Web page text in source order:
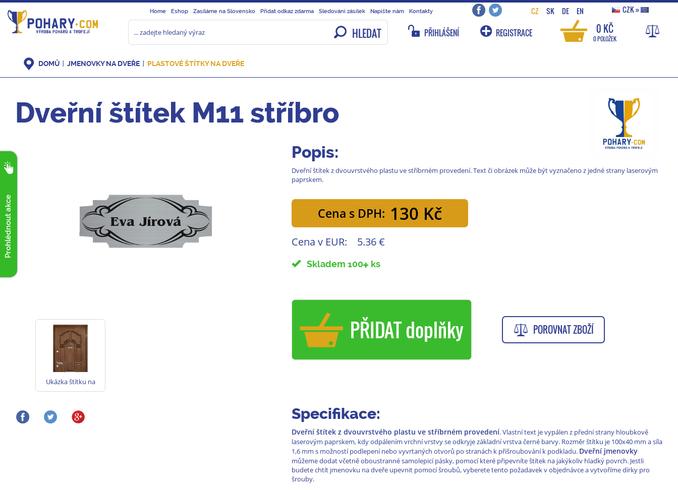
Home Eshop Zasíláme na Slovensko Přidat odkaz zdarma Sledování zásilek Napište nám Kontakty CZ SK DE EN CZK»
HLEDAT PŘIHLÁŠENÍ REGISTRACE 0 KČ
0 POLOŽEK
Prohlédnout akce
DOMŮ JMENOVKY NA DVEŘE PLASTOVÉ ŠTÍTKY NA DVEŘE
Dveřní štítek M11 stříbro
Ukázka štítku na
vchodových
Popis:
Dveřní štítek z dvouvrstvého plastu ve stříbrném provedení. Text či obrázek může být vyznačeno z jedné strany laserovým
paprskem.
Cena s DPH: 130 Kč
Cena v EUR: 5.36 €
Skladem 100 ks
PŘIDAT doplňky POROVNAT ZBOŽÍ
Specifikace:
Dveřní štítek z dvouvrstvého plastu ve stříbrném provedení. Vlastní text je vypálen z přední strany hloubkově
laserovým paprskem, kdy odpálením vrchní vrstvy se odkryje základní vrstva černé barvy. Rozměr štítku je 100x40 mm a síla
1,6 mm s možností podlepení nebo vyvrtaných otvorů po stranách k přišroubování k podkladu. Dveřní jmenovky
můžeme dodat včetně oboustranné samolepicí pásky, pomocí které připevníte štítek na jakýkoliv hladký povrch. Jestli
budete chtít jmenovku na dveře upevnit pomocí šroubů, vyberete tento požadavek v objednávce a vytvoříme dírky pro
šrouby.